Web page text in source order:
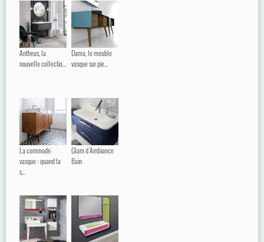
Antheus, la
nouvelle collectio...
Dama, le meuble
vasque sur pie...
La commode-
vasque : quand la
s...
Glam d'Ambiance
Bain